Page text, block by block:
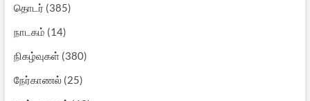
தொடர் (385)
நாடகம் (14)
நிகழ்வுகள்(380)
நேர்காணல்(25)